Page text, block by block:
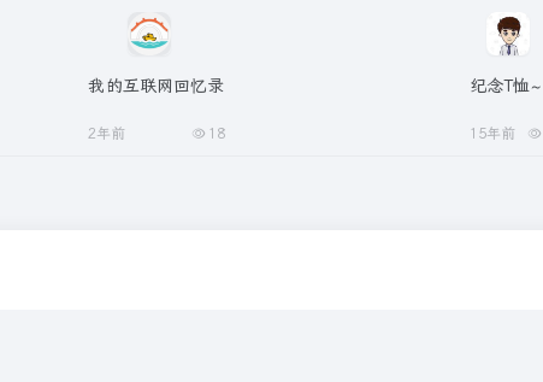
我的互联网回忆录
2年前 18
纪念T恤~
15年前